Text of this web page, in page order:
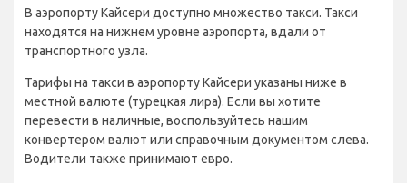
В аэропорту Кайсери доступно множество такси. Такси
находятся на нижнем уровне аэропорта, вдали от
транспортного узла.
Тарифы на такси в аэропорту Кайсери указаны ниже в
местной валюте (турецкая лира). Если вы хотите
перевести в наличные, воспользуйтесь нашим
конвертером валют или справочным документом слева.
Водители также принимают евро.